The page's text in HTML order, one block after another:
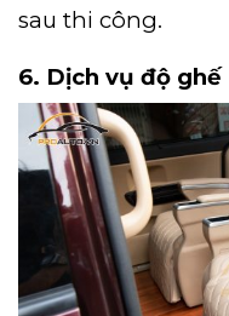
sau thi công.
6. Dịch vụ độ